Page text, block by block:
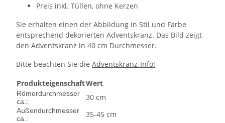
Preis inkl. Tüllen, ohne Kerzen
Sie erhalten einen der Abbildung in Stil und Farbe
entsprechend dekorierten Adventskranz. Das Bild zeigt
den Adventskranz in 40 cm Durchmesser.
Bitte beachten Sie die Adventskranz-Info!
ProdukteigenschaftWert
Römerdurchmesser
ca.:
30 cm
Außendurchmesser
ca.:
35-45 cm